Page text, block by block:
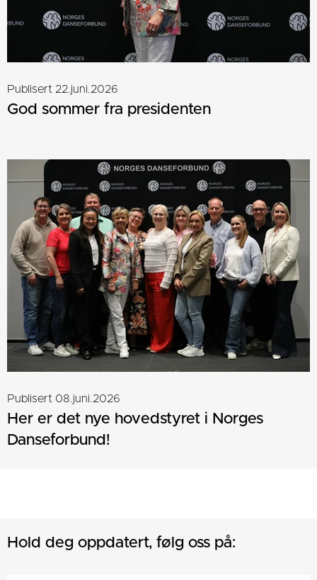
Publisert 22.juni.2026
God sommer fra presidenten
Publisert 08.juni.2026
Her er det nye hovedstyret i Norges
Danseforbund!
Hold deg oppdatert, følg oss på: